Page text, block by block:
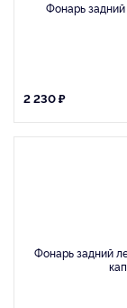
Фонарь
2 230 ₽
Фонарь задний